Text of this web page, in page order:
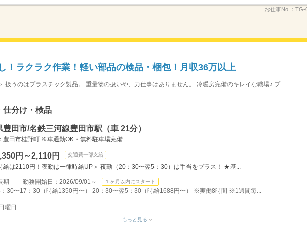
お仕事No.： TG-
！ラクラク作業！軽い部品の検品・梱包！月収36万以上
扱うのはプラスチック製品。 重量物の扱いや、力仕事はありません。 冷暖房完備のキレイな職場♪ プ...
仕分け・検品
豊田市/名鉄三河線豊田市駅（車 21分）
豊田市桂野町 ※車通勤OK・無料駐車場完備
円～2,110円 交通費一部支給
給は2110円！夜勤は一律時給UP＞ 夜勤（20：30〜翌5：30）は手当をプラス！ ★基...
期 勤務開始日：2026/09/01～ １ヶ月以内にスタート
30〜17：30（時給1350円〜） 20：30〜翌5：30（時給1688円〜） ※実働8時間 ※1週間毎...
曜日
もっと見る